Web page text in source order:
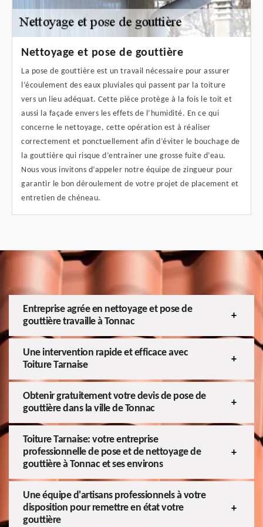
Nettoyage et pose de gouttière
La pose de gouttière est un travail nécessaire pour assurer
l’écoulement des eaux pluviales qui passent par la toiture
vers un lieu adéquat. Cette pièce protège à la fois le toit et
aussi la façade envers les effets de l’humidité. En ce qui
concerne le nettoyage, cette opération est à réaliser
correctement et ponctuellement afin d’éviter le bouchage de
la gouttière qui risque d’entrainer une grosse fuite d’eau.
Nous vous invitons d’appeler notre équipe de zingueur pour
garantir le bon déroulement de votre projet de placement et
entretien de chéneau.
Entreprise agrée en nettoyage et pose de
gouttière travaille à Tonnac
Une intervention rapide et efficace avec
Toiture Tarnaise
Obtenir gratuitement votre devis de pose de
gouttière dans la ville de Tonnac
Toiture Tarnaise: votre entreprise
professionnelle de pose et de nettoyage de
gouttière à Tonnac et ses environs
Une équipe d'artisans professionnels à votre
disposition pour remettre en état votre
gouttière